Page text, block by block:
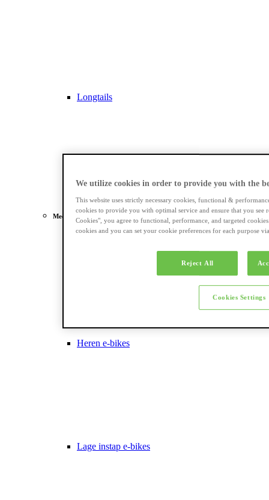
Longtails
Meest gezocht
Heren e-bikes
Lage instap e-bikes
We utilize cookies in order to provide you with the
This website uses strictly necessary cookies, functional &
cookies to provide you with optimal service and ensure that you
Cookies", you agree to functional, performance, and targeted
cookies and you can set your cookie preferences for each purpose
Reject All
Cookies Settings